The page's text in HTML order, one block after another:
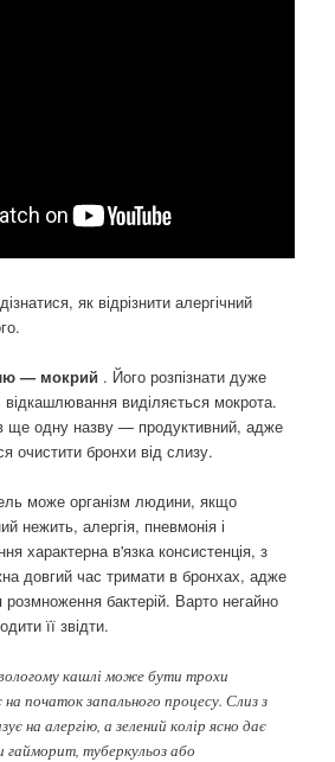
як відрізнити алергічний
— мокрий . Його розпізнати дуже
відкашлювання виділяється мокрота.
ще одну назву — продуктивний, адже
очистити бронхи від слизу.
може організм людини, якщо
нежить, алергія, пневмонія і
характерна в'язка консистенція, з
довгий час тримати в бронхах, адже
розмноження бактерій. Варто негайно
її звідти.
вологому кашлі може бути трохи
початок запального процесу. Слиз з
на алергію, а зелений колір ясно дає
гайморит, туберкульоз або